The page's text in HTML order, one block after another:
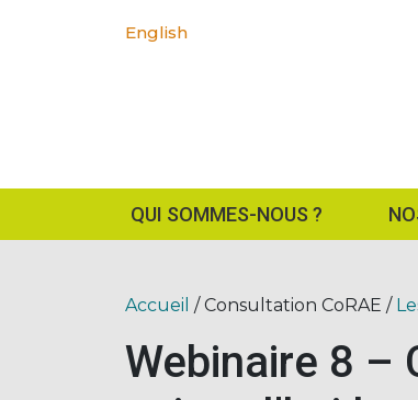
English
QUI SOMMES-NOUS ?
Accueil / Consultation CoRAE /
Webinaire 8 –